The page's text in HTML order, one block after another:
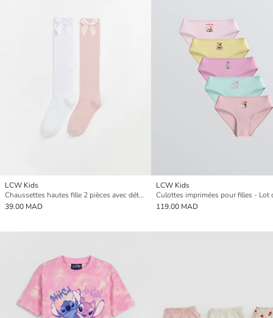
LCW Kids
Chaussettes hautes fille 2 pièces avec détail nœud
39.00 MAD
LCW Kids
Culottes imprimées pour filles - Lot
119.00 MAD